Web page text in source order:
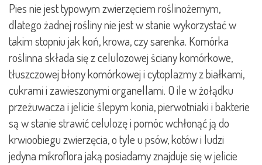
Pies nie jest typowym zwierzęciem roślinożernym,
dlatego żadnej rośliny nie jest w stanie wykorzystać w
takim stopniu jak koń, krowa, czy sarenka. Komórka
roślinna składa się z celulozowej ściany komórkowe,
tłuszczowej błony komórkowej i cytoplazmy z białkami,
cukrami i zawieszonymi organellami. O ile w żołądku
przeżuwacza i jelicie ślepym konia, pierwotniaki i bakterie
są w stanie strawić celulozę i pomóc wchłonąć ją do
krwioobiegu zwierzęcia, o tyle u psów, kotów i ludzi
jedyna mikroflora jaką posiadamy znajduje się w jelicie